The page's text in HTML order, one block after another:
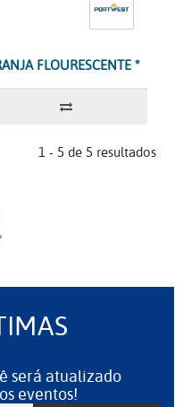
FLOURESCENTE *
1 - 5 de 5 resultados
será atualizado
eventos!